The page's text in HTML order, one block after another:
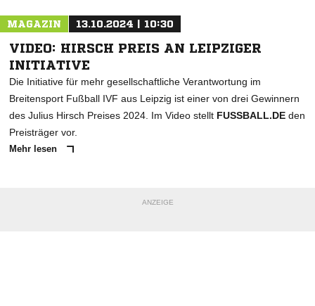
MAGAZIN 13.10.2024 | 10:30
VIDEO: HIRSCH PREIS AN LEIPZIGER
INITIATIVE
Die Initiative für mehr gesellschaftliche Verantwortung im
Breitensport Fußball IVF aus Leipzig ist einer von drei Gewinnern
des Julius Hirsch Preises 2024. Im Video stellt FUSSBALL.DE den
Preisträger vor.
Mehr lesen
ANZEIGE